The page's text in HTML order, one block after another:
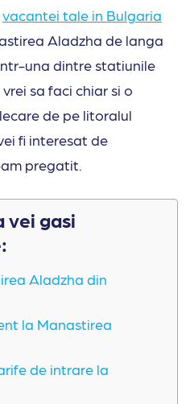
vacantei tale in Bulgaria
Aladzha de langa
una dintre statiunile
sa faci chiar si o
de pe litoralul
fi interesat de
pregatit.
vei gasi
Aladzha din
la Manastirea
de intrare la